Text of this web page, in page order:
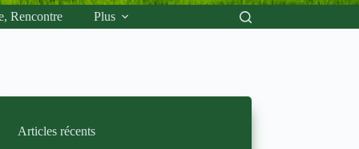
Rencontre Plus
Articles récents